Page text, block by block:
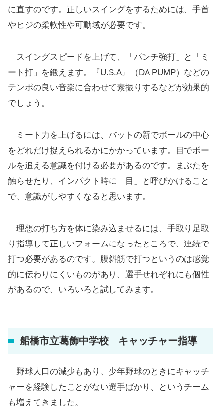
に直すのです。正しいスイングをするためには、手首
やヒジの柔軟性や可動域が必要です。
スイングスピードを上げて、「パンチ強打」と「ミ
ート打」を鍛えます。『U.S.A』（DA PUMP）などの
テンポの良い音楽に合わせて素振りするなどが効果的
でしょう。
ミート力を上げるには、バットの新でボールの中心
をどれだけ捉えられるかにかかっています。目でボー
ルを追える意識を付ける必要があるのです。まぶたを
触らせたり、インパクト時に「目」と呼びかけること
で、意識がしやすくなると思います。
理想の打ち方を体に染み込ませるには、手取り足取
り指導して正しいフォームになったところで、連続で
打つ必要があるのです。腹斜筋で打つというのは感覚
的に伝わりにくいものがあり、選手せれぞれにも個性
があるので、いろいろと試してみます。
船橋市立葛飾中学校 キャッチャー指導
野球人口の減少もあり、少年野球のときにキャッチ
ャーを経験したことがない選手ばかり、というチーム
も増えてきました。